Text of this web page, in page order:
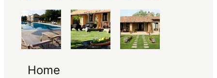
Home